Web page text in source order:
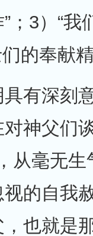
；3）“
的奉献
有深刻
神父们
，从毫无
的自我
也就是